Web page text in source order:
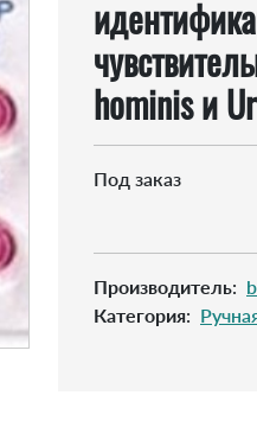
hominis и
Под заказ
Производитель:
Категория: